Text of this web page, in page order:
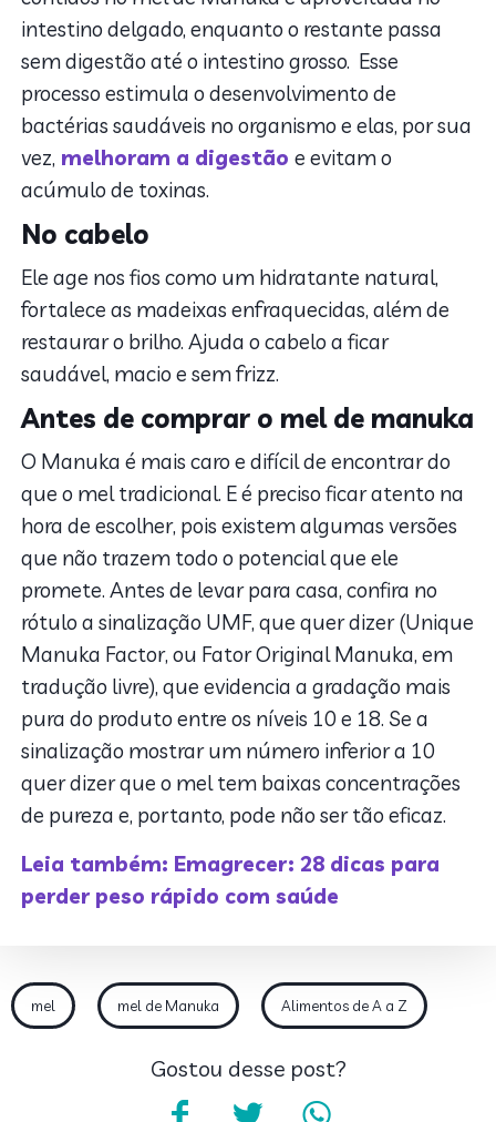
intestino delgado, enquanto o restante passa
sem digestão até o intestino grosso. Esse
processo estimula o desenvolvimento de
bactérias saudáveis no organismo e elas, por sua
vez, melhoram a digestãoe evitam o
acúmulo de toxinas.
No cabelo
Ele age nos fios como um hidratante natural,
fortalece as madeixas enfraquecidas, além de
restaurar o brilho. Ajuda o cabelo a ficar
saudável, macio e sem frizz.
Antes de comprar o mel de manuka
O Manuka é mais caro e difícil de encontrar do
que o mel tradicional. E é preciso ficar atento na
hora de escolher, pois existem algumas versões
que não trazem todo o potencial que ele
promete. Antes de levar para casa, confira no
rótulo a sinalização UMF, que quer dizer (Unique
Manuka Factor, ou Fator Original Manuka, em
tradução livre), que evidencia a gradação mais
pura do produto entre os níveis 10 e 18. Se a
sinalização mostrar um número inferior a 10
quer dizer que o mel tem baixas concentrações
de pureza e, portanto, pode não ser tão eficaz.
Leia também: Emagrecer: 28 dicas para
perder peso rápido com saúde
mel mel de Manuka Alimentos de A a Z
Gostou desse post?